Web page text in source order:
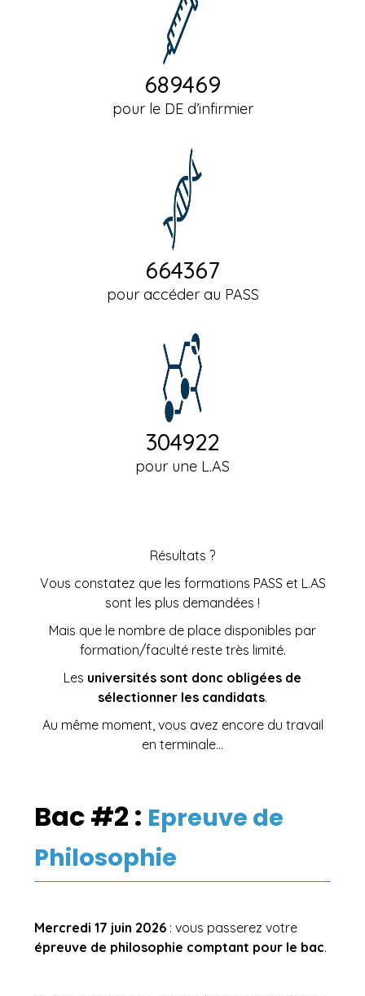
689469
pour le DE d’infirmier
664367
pour accéder au PASS
305000
pour une L.AS
Résultats ?
Vous constatez que les formations PASS et L.AS
sont les plus demandées !
Mais que le nombre de place disponibles par
formation/faculté reste très limité.
Les universités sont donc obligées de
sélectionner les candidats.
Au même moment, vous avez encore du travail
en terminale…
Bac #2 : Epreuve de
Philosophie
Mercredi 17 juin 2026 : vous passerez votre
épreuve de philosophie comptant pour le bac.